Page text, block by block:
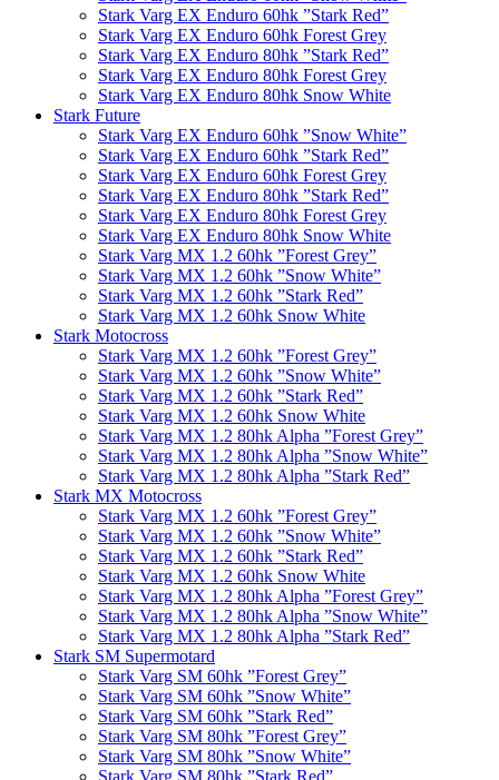
Stark Varg EX Enduro 60hk ”Stark Red”
Stark Varg EX Enduro 60hk Forest Grey
Stark Varg EX Enduro 80hk ”Stark Red”
Stark Varg EX Enduro 80hk Forest Grey
Stark Varg EX Enduro 80hk Snow White
Stark Future
Stark Varg EX Enduro 60hk ”Snow White”
Stark Varg EX Enduro 60hk ”Stark Red”
Stark Varg EX Enduro 60hk Forest Grey
Stark Varg EX Enduro 80hk ”Stark Red”
Stark Varg EX Enduro 80hk Forest Grey
Stark Varg EX Enduro 80hk Snow White
Stark Varg MX 1.2 60hk ”Forest Grey”
Stark Varg MX 1.2 60hk ”Snow White”
Stark Varg MX 1.2 60hk ”Stark Red”
Stark Varg MX 1.2 60hk Snow White
Stark Motocross
Stark Varg MX 1.2 60hk ”Forest Grey”
Stark Varg MX 1.2 60hk ”Snow White”
Stark Varg MX 1.2 60hk ”Stark Red”
Stark Varg MX 1.2 60hk Snow White
Stark Varg MX 1.2 80hk Alpha ”Forest Grey”
Stark Varg MX 1.2 80hk Alpha ”Snow White”
Stark Varg MX 1.2 80hk Alpha ”Stark Red”
Stark MX Motocross
Stark Varg MX 1.2 60hk ”Forest Grey”
Stark Varg MX 1.2 60hk ”Snow White”
Stark Varg MX 1.2 60hk ”Stark Red”
Stark Varg MX 1.2 60hk Snow White
Stark Varg MX 1.2 80hk Alpha ”Forest Grey”
Stark Varg MX 1.2 80hk Alpha ”Snow White”
Stark Varg MX 1.2 80hk Alpha ”Stark Red”
Stark SM Supermotard
Stark Varg SM 60hk ”Forest Grey”
Stark Varg SM 60hk ”Snow White”
Stark Varg SM 60hk ”Stark Red”
Stark Varg SM 80hk ”Forest Grey”
Stark Varg SM 80hk ”Snow White”
Stark Varg SM 80hk ”Stark Red”